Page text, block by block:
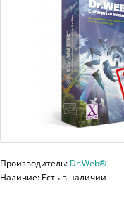
Производитель: Dr.Web®
Наличие: Есть в наличии